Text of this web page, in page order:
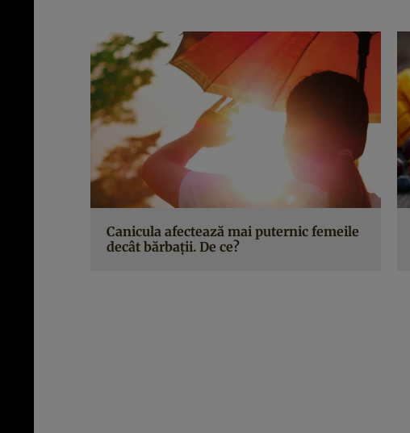
Canicula afectează mai puternic femeile
decât bărbații. De ce?